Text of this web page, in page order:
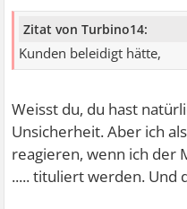
Zitat von Turbino14:
Kunden beleidigt hätte,
Weisst du, du hast
Unsicherheit. Aber ich
reagieren, wenn ich der
..... tituliert werden. Und